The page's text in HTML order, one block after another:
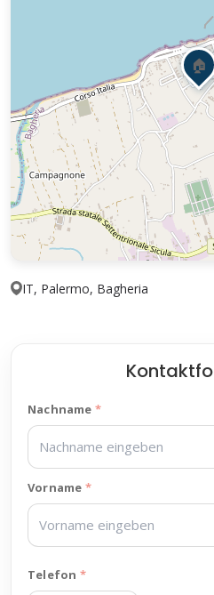
🏠
IT, Palermo, Bagheria
Nachname
Vorname
Telefon